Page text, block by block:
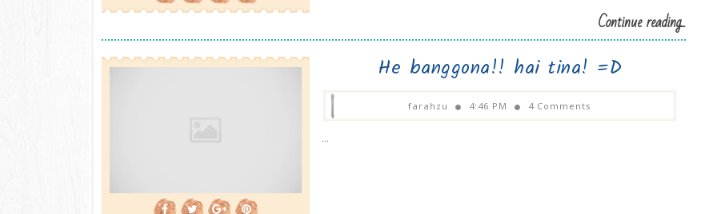
Continue reading...
He banggona!! hai tina! =D
farahzu 4:46 PM 4 Comments
...